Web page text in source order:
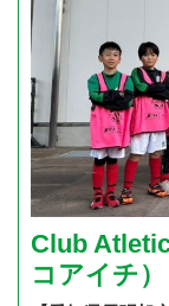
Club
コアイチ）